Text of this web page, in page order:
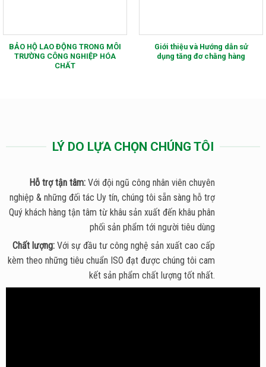
BẢO HỘ LAO ĐỘNG TRONG MÔI
TRƯỜNG CÔNG NGHIỆP HÓA
CHẤT
Giới thiệu và Hướng dẫn sử
dụng tăng đơ chằng hàng
LÝ DO LỰA CHỌN CHÚNG TÔI
Hỗ trợ tận tâm: Với đội ngũ công nhân viên chuyên
nghiệp & những đối tác Uy tín, chúng tôi sẵn sàng hỗ trợ
Quý khách hàng tận tâm từ khâu sản xuất đến khâu phân
phối sản phẩm tới người tiêu dùng
Chất lượng: Với sự đầu tư công nghệ sản xuất cao cấp
kèm theo những tiêu chuẩn ISO đạt được chúng tôi cam
kết sản phẩm chất lượng tốt nhất.